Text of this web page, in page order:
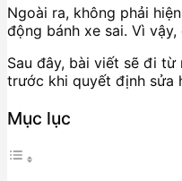
Ngoài ra, không phải
động bánh xe sai. Vì
Sau đây, bài viết sẽ đi
trước khi quyết định sửa
Mục lục